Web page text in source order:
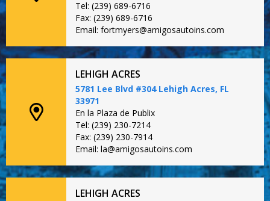
Tel: (239) 689-6716
Fax: (239) 689-6716
Email: fortmyers@amigosautoins.com
LEHIGH ACRES
5781 Lee Blvd #304 Lehigh Acres, FL
33971
En la Plaza de Publix
Tel: (239) 230-7214
Fax: (239) 230-7914
Email: la@amigosautoins.com
LEHIGH ACRES